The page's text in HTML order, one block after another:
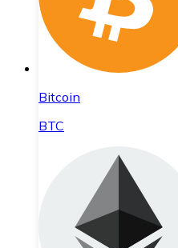
Bitcoin
BTC